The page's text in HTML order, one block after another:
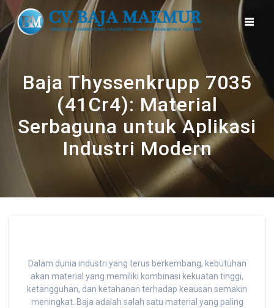
to
content
Baja Thyssenkrupp 7035
(41Cr4): Material
Serbaguna untuk Aplikasi
Industri Modern
Dalam dunia industri yang terus berkembang, kebutuhan
akan material yang memiliki kombinasi kekuatan tinggi,
ketangguhan, dan ketahanan terhadap keausan semakin
meningkat. Baja adalah salah satu material yang paling